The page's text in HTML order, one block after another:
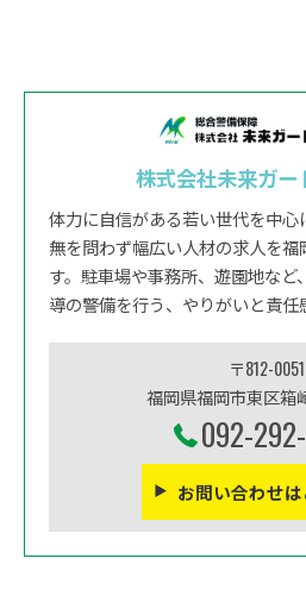
株式会社未来ガー
体力に自信がある若い世代を中
無を問わず幅広い人材の求人を福
す。駐車場や事務所、遊園地な
導の警備を行う、やりがいと責任
〒812-0051
福岡県福岡市東区箱
092-
お問い合わせ